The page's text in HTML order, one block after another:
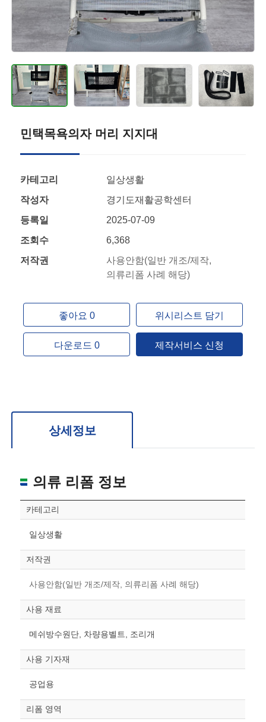
민택목욕의자 머리 지지대
카테고리
일상생활
작성자
경기도재활공학센터
등록일
2025-07-09
조회수
6,368
저작권
사용안함(일반 개조/제작,
의류리폼 사례 해당)
좋아요 0 위시리스트 담기
다운로드 0 제작서비스 신청
상세정보
의류 리폼 정보
카테고리
일상생활
저작권
사용안함(일반 개조/제작, 의류리폼 사례 해당)
사용 재료
메쉬방수원단, 차량용벨트, 조리개
사용 기자재
공업용
리폼 영역